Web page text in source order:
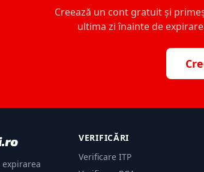
Creează un cont gratuit și
ultima zi înainte de
VERIFICĂRI
Verificare ITP